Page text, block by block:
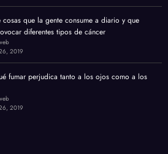
cosas que la gente consume a diario y que
diferentes tipos de cáncer
2019
fumar perjudica tanto a los ojos como a los
2019